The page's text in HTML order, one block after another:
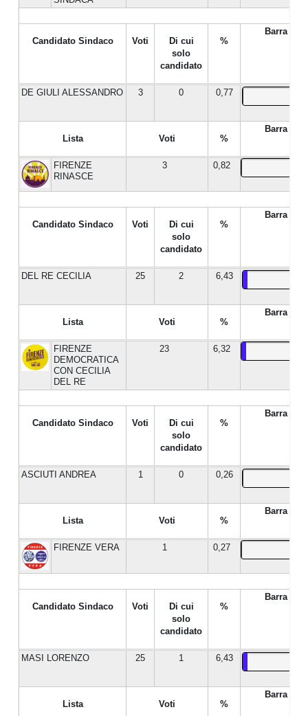
Candidato Sindaco Voti
Di cui
solo
candidato
%
Barra %
DE GIULI ALESSANDRO 3 0 0,77
Lista Voti %
Barra %
FIRENZE
RINASCE
3 0,82
Candidato Sindaco Voti
Di cui
solo
candidato
%
Barra %
DEL RE CECILIA 25 2 6,43
Lista Voti %
Barra %
FIRENZE
DEMOCRATICA
CON CECILIA
DEL RE
23 6,32
Candidato Sindaco Voti
Di cui
solo
candidato
%
Barra %
ASCIUTI ANDREA 1 0 0,26
Lista Voti %
Barra %
FIRENZE VERA 1 0,27
Candidato Sindaco Voti
Di cui
solo
candidato
%
Barra %
MASI LORENZO 25 1 6,43
Lista Voti %
Barra %